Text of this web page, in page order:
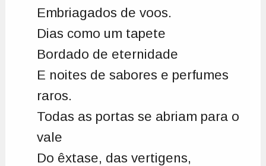
Embriagados de voos.
Dias como um tapete
Bordado de eternidade
E noites de sabores e perfumes
raros.
Todas as portas se abriam para o
vale
Do êxtase, das vertigens,